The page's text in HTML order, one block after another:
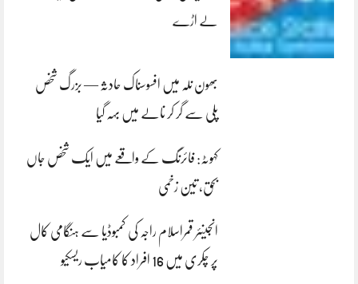
لے اڑے
بھون نلہ میں افسوسناک حادثہ — بزرگ شخص
پلی سے گر کر نالے میں بہہ گیا
کہوٹہ: فائرنگ کے واقعے میں ایک شخص جاں
بحق، تین زخمی
انجینئر قمراسلام راجہ کی کمبوڈیا سے ہنگامی کال
پر چکری میں 16 افراد کا کامیاب ریسکیو